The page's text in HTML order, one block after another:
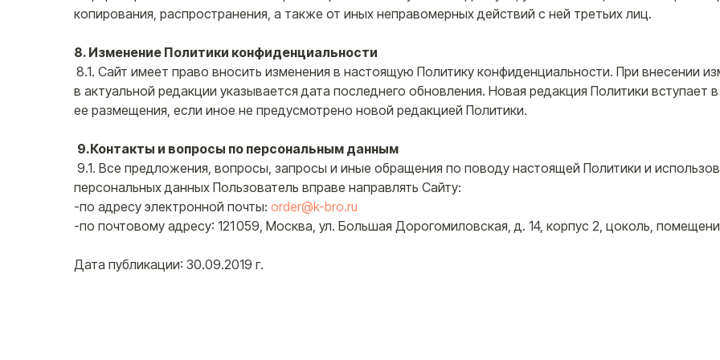
копирования, распространения, а также от иных неправомерных действий с ней третьих лиц.
8. Изменение Политики конфиденциальности
8.1. Сайт имеет право вносить изменения в настоящую Политику конфиденциальности. При внесении
в актуальной редакции указывается дата последнего обновления. Новая редакция Политики вступает
ее размещения, если иное не предусмотрено новой редакцией Политики.
9.Контакты и вопросы по персональным данным
9.1. Все предложения, вопросы, запросы и иные обращения по поводу настоящей Политики и
персональных данных Пользователь вправе направлять Сайту:
-по адресу электронной почты: order@k-bro.ru
-по почтовому адресу: 121 059, Москва, ул. Большая Дорогомиловская, д. 14, корпус 2, цоколь,
Дата публикации: 30.09.2019 г.
ОГРН 1117746158750
Все товары
Шахты
Колбы
Уголь
Личный кабинет
Возврат и обмен